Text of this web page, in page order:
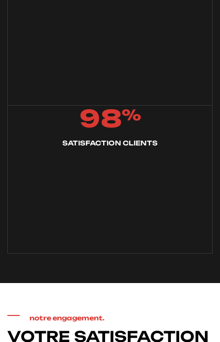
98%
SATISFACTION CLIENTS
notre engagement.
VOTRE SATISFACTION